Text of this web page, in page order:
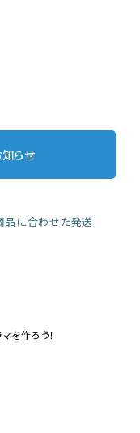
らせ
品に合わせた発送
を作ろう！